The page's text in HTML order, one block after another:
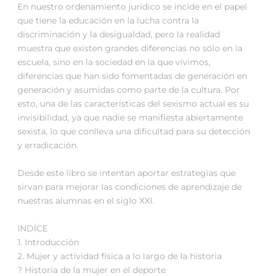
En nuestro ordenamiento jurídico se incide en el papel
que tiene la educación en la lucha contra la
discriminación y la desigualdad, pero la realidad
muestra que existen grandes diferencias no sólo en la
escuela, sino en la sociedad en la que vivimos,
diferencias que han sido fomentadas de generación en
generación y asumidas como parte de la cultura. Por
esto, una de las características del sexismo actual es su
invisibilidad, ya que nadie se manifiesta abiertamente
sexista, lo que conlleva una dificultad para su detección
y erradicación.
Desde este libro se intentan aportar estrategias que
sirvan para mejorar las condiciones de aprendizaje de
nuestras alumnas en el siglo XXI.
INDÍCE
1. Introducción
2. Mujer y actividad física a lo largo de la historia
? Historia de la mujer en el deporte